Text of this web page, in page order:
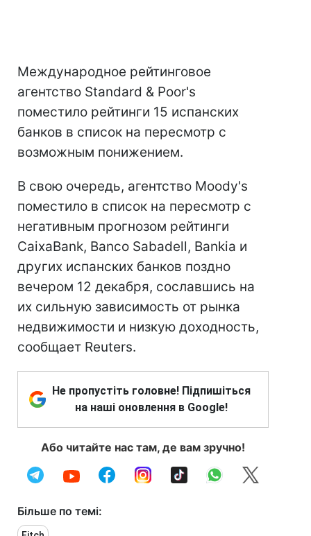
Международное рейтинговое
агентство Standard & Poor's
поместило рейтинги 15 испанских
банков в список на пересмотр с
возможным понижением.
В свою очередь, агентство Moody's
поместило в список на пересмотр с
негативным прогнозом рейтинги
CaixaBank, Banco Sabadell, Bankia и
других испанских банков поздно
вечером 12 декабря, сославшись на
их сильную зависимость от рынка
недвижимости и низкую доходность,
сообщает Reuters.
Не пропустіть головне! Підпишіться
на наші оновлення в Google!
Або читайте нас там, де вам зручно!
Більше по темі: